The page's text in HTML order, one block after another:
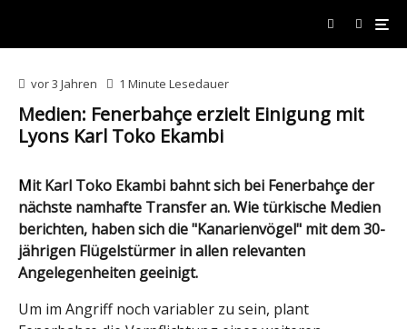
vor 3 Jahren 1 Minute Lesedauer
Medien: Fenerbahçe erzielt Einigung mit
Lyons Karl Toko Ekambi
Mit Karl Toko Ekambi bahnt sich bei Fenerbahçe der
nächste namhafte Transfer an. Wie türkische Medien
berichten, haben sich die "Kanarienvögel" mit dem 30-
jährigen Flügelstürmer in allen relevanten
Angelegenheiten geeinigt.
Um im Angriff noch variabler zu sein, plant